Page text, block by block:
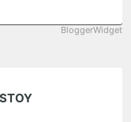
BloggerWidget